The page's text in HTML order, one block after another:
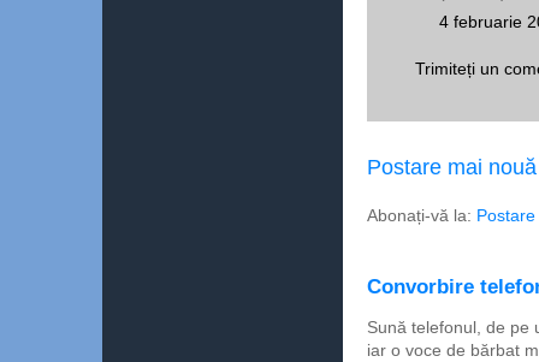
4 februarie
Trimiteți un
Postare mai nouă
Abonați-vă la:
Convorbire
Sună telefonul, de pe
iar o voce de bărbat